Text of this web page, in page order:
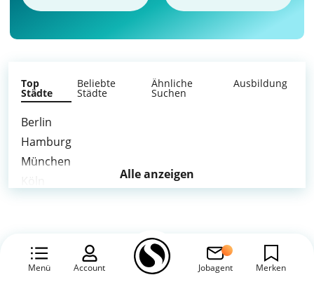
Menü Account Jobagent Merken
Top
Städte
Beliebte
Städte
Ähnliche
Suchen
Ausbildung
Berlin
Hamburg
München
Leipzig
Alle anzeigen